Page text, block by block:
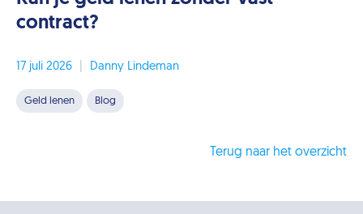
contract?
17 juli 2026 Danny Lindeman
Geld lenen Blog
Terug naar het overzicht